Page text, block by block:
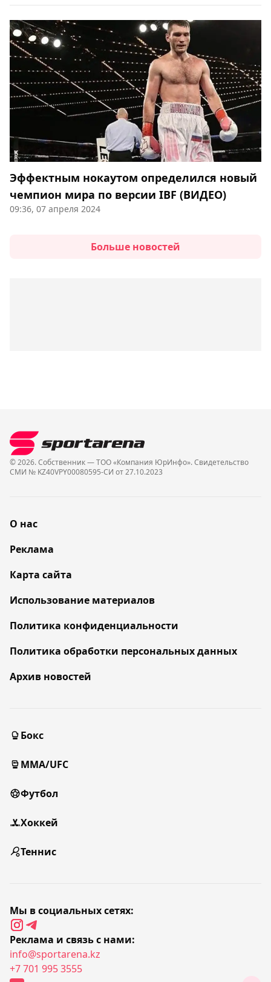
Эффектным нокаутом определился новый
чемпион мира по версии IBF (ВИДЕО)
09:36, 07 апреля 2024
Больше новостей
© 2026. Собственник — ТОО «Компания ЮрИнфо». Cвидетельство
СМИ № KZ40VPY00080595-СИ от 27.10.2023
О нас
Реклама
Карта сайта
Использование материалов
Политика конфиденциальности
Политика обработки персональных данных
Архив новостей
Бокс
MMA/UFC
Футбол
Хоккей
Теннис
Мы в социальных сетях:
Реклама и связь с нами:
info@sportarena.kz
+7 701 995 3555